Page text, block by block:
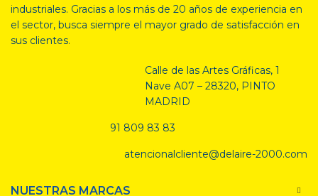
industriales. Gracias a los más de 20 años de experiencia en
el sector, busca siempre el mayor grado de satisfacción en
sus clientes.
Calle de las Artes Gráficas, 1
Nave A07 – 28320, PINTO
MADRID
91 809 83 83
atencionalcliente@delaire-2000.com
NUESTRAS MARCAS